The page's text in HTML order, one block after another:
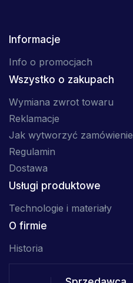
Informacje
Info o promocjach
Wszystko o zakupach
Wymiana zwrot towaru
Reklamacje
Jak wytworzyć zamówienie
Regulamin
Dostawa
Usługi produktowe
Technologie i materiały
O firmie
Historia